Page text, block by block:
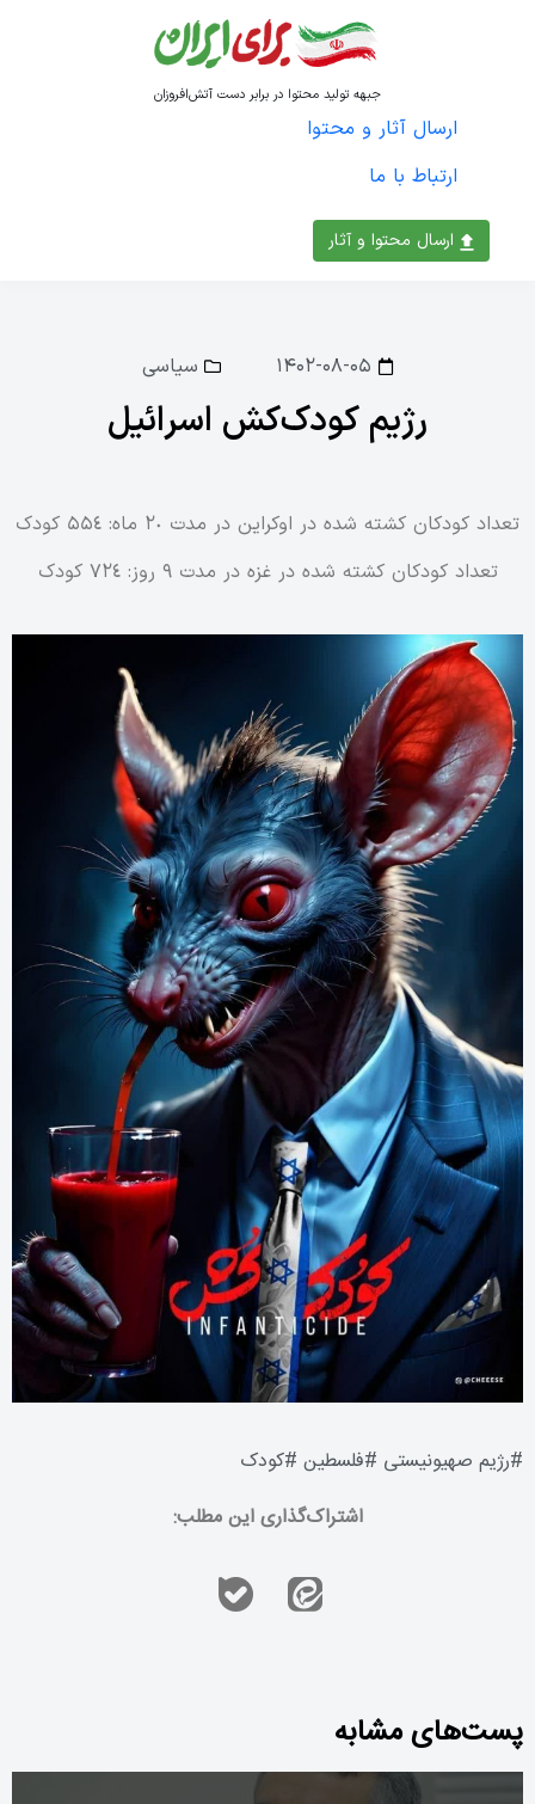
ارسال محتوا و آثار
جبهه تولید محتوا در برابر دست آتش‌افروزان
ارسال آثار و محتوا
ارتباط با ما
۱۴۰۲-۰۸-۰۵ سیاسی
رژیم کودک‌کش اسرائیل
تعداد کودکان کشته شده در اوکراین در مدت ٢٠ ماه: ۵۵٤ کودک
تعداد کودکان کشته شده در غزه در مدت ۹ روز: ٧٢٤ کودک
#رژیم صهیونیستی #فلسطین #کودک
اشتراک‌گذاری این مطلب:
پست‌های مشابه